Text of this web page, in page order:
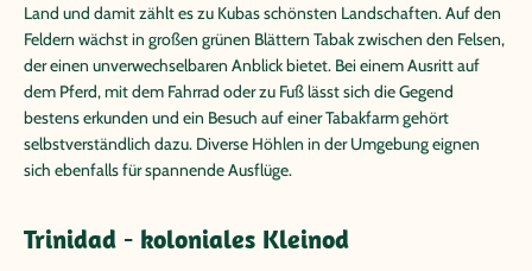
Land und damit zählt es zu Kubas schönsten Landschaften. Auf den
Feldern wächst in großen grünen Blättern Tabak zwischen den Felsen,
der einen unverwechselbaren Anblick bietet. Bei einem Ausritt auf
dem Pferd, mit dem Fahrrad oder zu Fuß lässt sich die Gegend
bestens erkunden und ein Besuch auf einer Tabakfarm gehört
selbstverständlich dazu. Diverse Höhlen in der Umgebung eignen
sich ebenfalls für spannende Ausflüge.
Trinidad - koloniales Kleinod